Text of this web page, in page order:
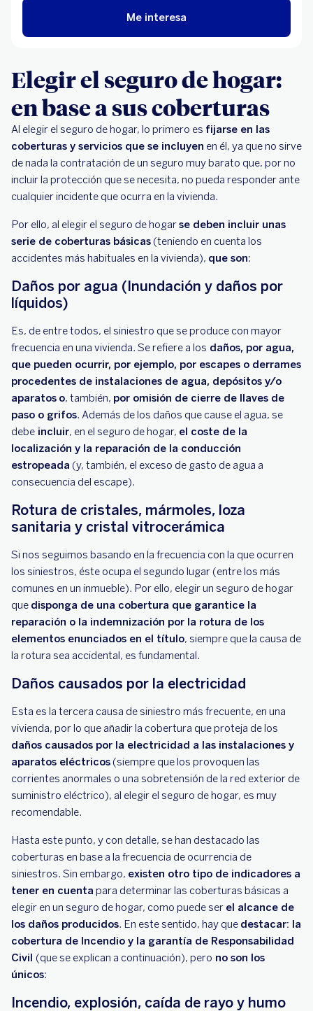
Me interesa
Elegir el seguro de hogar:
en base a sus coberturas
Al elegir el seguro de hogar, lo primero es fijarse en las
coberturas y servicios que se incluyen en él, ya que no sirve
de nada la contratación de un seguro muy barato que, por no
incluir la protección que se necesita, no pueda responder ante
cualquier incidente que ocurra en la vivienda.
Por ello, al elegir el seguro de hogarse deben incluir unas
serie de coberturas básicas (teniendo en cuenta los
accidentes más habituales en la vivienda), que son:
Daños por agua (Inundación y daños por
líquidos)
Es, de entre todos, el siniestro que se produce con mayor
frecuencia en una vivienda. Se refiere a los daños, por agua,
que pueden ocurrir, por ejemplo, por escapes o derrames
procedentes de instalaciones de agua, depósitos y/o
aparatos o, también, por omisión de cierre de llaves de
paso o grifos. Además de los daños que cause el agua, se
debe incluir, en el seguro de hogar, el coste de la
localización y la reparación de la conducción
estropeada (y, también, el exceso de gasto de agua a
consecuencia del escape).
Rotura de cristales, mármoles, loza
sanitaria y cristal vitrocerámica
Si nos seguimos basando en la frecuencia con la que ocurren
los siniestros, éste ocupa el segundo lugar (entre los más
comunes en un inmueble). Por ello, elegir un seguro de hogar
que disponga de una cobertura que garantice la
reparación o la indemnización por la rotura de los
elementos enunciados en el título, siempre que la causa de
la rotura sea accidental, es fundamental.
Daños causados por la electricidad
Esta es la tercera causa de siniestro más frecuente, en una
vivienda, por lo que añadir la cobertura que proteja de los
daños causados por la electricidad a las instalaciones y
aparatos eléctricos (siempre que los provoquen las
corrientes anormales o una sobretensión de la red exterior de
suministro eléctrico), al elegir el seguro de hogar, es muy
recomendable.
Hasta este punto, y con detalle, se han destacado las
coberturas en base a la frecuencia de ocurrencia de
siniestros. Sin embargo, existen otro tipo de indicadores a
tener en cuenta para determinar las coberturas básicas a
elegir en un seguro de hogar, como puede ser el alcance de
los daños producidos. En este sentido, hay que destacar: la
cobertura de Incendio y la garantía de Responsabilidad
Civil (que se explican a continuación), pero no son los
únicos:
Incendio, explosión, caída de rayo y humo